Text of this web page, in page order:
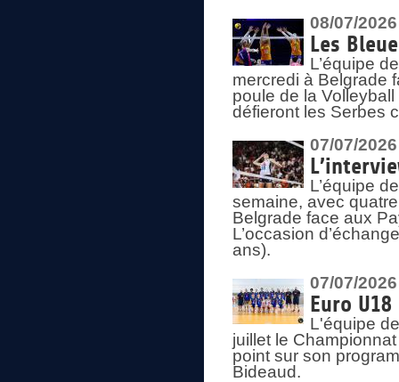
08/07/2026
Les
L’équipe
mercredi à Belgrade
poule de la
défieront les Serbes
07/07/2026
L’équipe
semaine, avec
Belgrade face aux
L’occasion
ans).
07/07/2026
Euro
L'équipe
juillet le
point sur son
Bideaud.